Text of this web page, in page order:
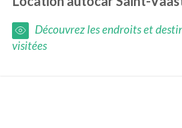
Découvrez les endroits et
visitées